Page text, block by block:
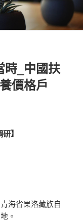
時_中國扶
價格戶
】
海省果洛藏族自
。